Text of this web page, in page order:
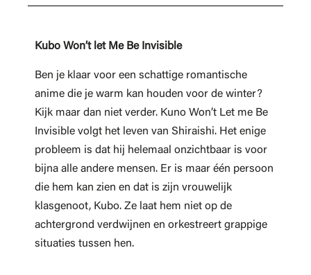
Kubo Won’t let Me Be Invisible
Ben je klaar voor een schattige romantische
anime die je warm kan houden voor de winter?
Kijk maar dan niet verder. Kuno Won’t Let me Be
Invisible volgt het leven van Shiraishi. Het enige
probleem is dat hij helemaal onzichtbaar is voor
bijna alle andere mensen. Er is maar één persoon
die hem kan zien en dat is zijn vrouwelijk
klasgenoot, Kubo. Ze laat hem niet op de
achtergrond verdwijnen en orkestreert grappige
situaties tussen hen.